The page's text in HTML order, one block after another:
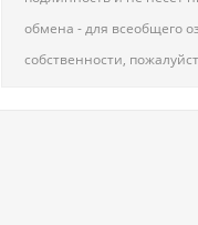
обмена - для всеобщего
собственности,